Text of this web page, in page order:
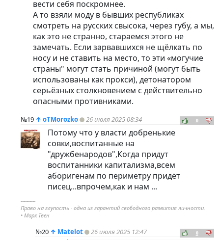
вести себя поскромнее.
А то взяли моду в бывших реcпубликах
смотреть на русских свысока, через губу, а мы,
как это не странно, стараемся этого не
замечать. Если зарвавшихся не щёлкать по
носу и не ставить на место, то эти «могучие
страны" могут стать причиной (могут быть
использованы как прокси), детонатором
серьёзных столкновением с действительно
опасными противниками.
№19 ↑ oTMorozko 26 июля 2025 08:34 0
Потому что у власти добренькие
совки,воспитанные на
"дружбенародов",Когда придут
воспитанники капитализма,всем
аборигенам по периметру придёт
писец...впрочем,как и нам ...
----------
Право на глупость - одна из гарантий свободного развития личности.
• Марк Твен
№20 ↑ Matelot 26 июля 2025 12:47 0